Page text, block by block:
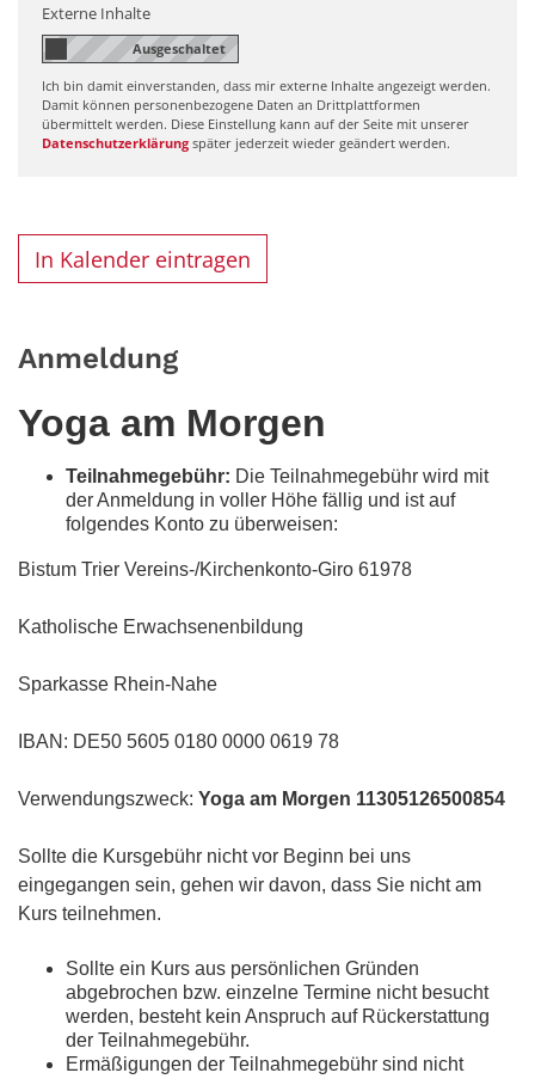
Externe Inhalte
Ich bin damit einverstanden, dass mir externe Inhalte angezeigt werden.
Damit können personenbezogene Daten an Drittplattformen
übermittelt werden. Diese Einstellung kann auf der Seite mit unserer
Datenschutzerklärung später jederzeit wieder geändert werden.
In Kalender eintragen
Anmeldung